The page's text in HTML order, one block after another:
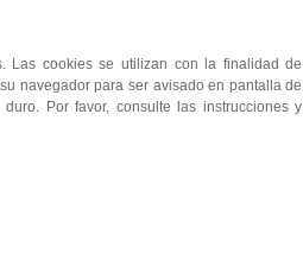
Las cookies se utilizan con la finalidad de
navegador para ser avisado en pantalla de
Por favor, consulte las instrucciones y